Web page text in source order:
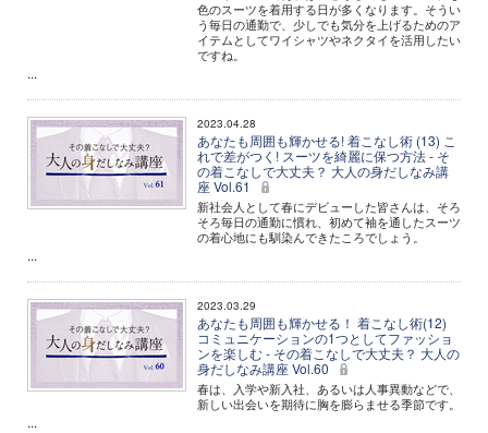
色のスーツを着用する日が多くなります。そうい
う毎日の通勤で、少しでも気分を上げるためのア
イテムとしてワイシャツやネクタイを活用したい
ですね。
...
2023.04.28
あなたも周囲も輝かせる! 着こなし術 (13) こ
れで差がつく! スーツを綺麗に保つ方法 - そ
の着こなしで大丈夫？ 大人の身だしなみ講
座 Vol.61
新社会人として春にデビューした皆さんは、そろ
そろ毎日の通勤に慣れ、初めて袖を通したスーツ
の着心地にも馴染んできたころでしょう。
...
2023.03.29
あなたも周囲も輝かせる！ 着こなし術(12)
コミュニケーションの1つとしてファッショ
ンを楽しむ - その着こなしで大丈夫？ 大人の
身だしなみ講座 Vol.60
春は、入学や新入社、あるいは人事異動などで、
新しい出会いを期待に胸を膨らませる季節です。
...